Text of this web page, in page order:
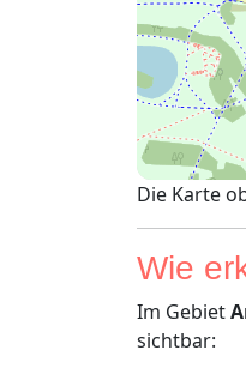
Die Karte
Wie
Im Gebiet
sichtbar: